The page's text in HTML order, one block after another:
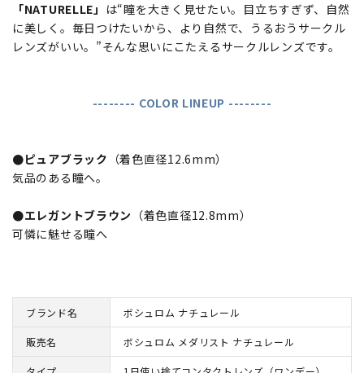
「NATURELLE」 は“瞳を大きく見せたい。目立ちすぎず、自然
に美しく。毎日つけたいから、より自然で、うるおうサークル
レンズがいい。”そんな思いにこたえるサークルレンズです。
-------- COLOR LINEUP --------
●ピュアブラック （着色直径12.6mm）
気品のある瞳へ。
●エレガントブラウン （着色直径12.8mm）
可憐に魅せる瞳へ
ブランド名 ボシュロム ナチュレール
販売名 ボシュロム メダリスト ナチュレール